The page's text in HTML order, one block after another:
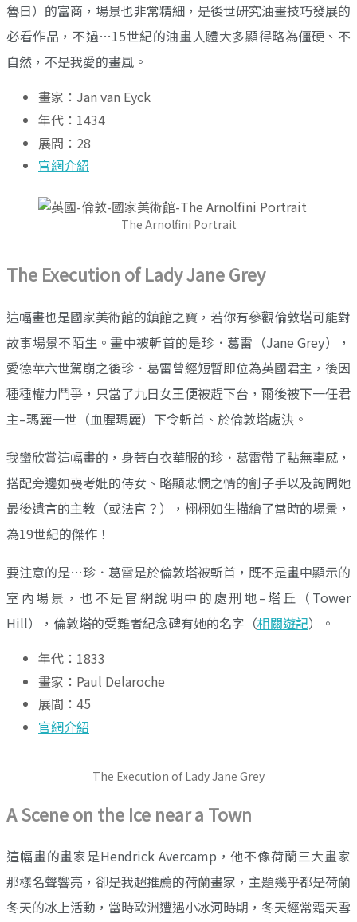
魯日）的富商，場景也非常精細，是後世研究油畫技巧發展的
必看作品，不過…15世紀的油畫人體大多顯得略為僵硬、不
自然，不是我愛的畫風。
畫家：Jan van Eyck
年代：1434
展間：28
官網介紹
The Arnolfini Portrait
The Execution of Lady Jane Grey
這幅畫也是國家美術館的鎮館之寶，若你有參觀倫敦塔可能對
故事場景不陌生。畫中被斬首的是珍．葛雷（Jane Grey），
愛德華六世駕崩之後珍．葛雷曾經短暫即位為英國君主，後因
種種權力鬥爭，只當了九日女王便被趕下台，爾後被下一任君
主–瑪麗一世（血腥瑪麗）下令斬首、於倫敦塔處決。
我蠻欣賞這幅畫的，身著白衣華服的珍．葛雷帶了點無辜感，
搭配旁邊如喪考妣的侍女、略顯悲憫之情的劊子手以及詢問她
最後遺言的主教（或法官？），栩栩如生描繪了當時的場景，
為19世紀的傑作！
要注意的是…珍．葛雷是於倫敦塔被斬首，既不是畫中顯示的
室內場景，也不是官網說明中的處刑地–塔丘（Tower
Hill），倫敦塔的受難者紀念碑有她的名字（相關遊記）。
年代：1833
畫家：Paul Delaroche
展間：45
官網介紹
The Execution of Lady Jane Grey
A Scene on the Ice near a Town
這幅畫的畫家是Hendrick Avercamp，他不像荷蘭三大畫家
那樣名聲響亮，卻是我超推薦的荷蘭畫家，主題幾乎都是荷蘭
冬天的冰上活動，當時歐洲遭遇小冰河時期，冬天經常霜天雪